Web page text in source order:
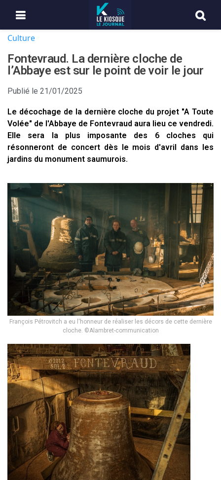
Culture
Fontevraud. La dernière cloche de
l’Abbaye est sur le point de voir le jour
Publié le 21/01/2025
Le décochage de la dernière cloche du projet "A Toute
Volée" de l'Abbaye de Fontevraud aura lieu ce vendredi.
Elle sera la plus imposante des 6 cloches qui
résonneront de concert dès le mois d'avril dans les
jardins du monument saumurois.
François Pétrovitch a eu l'honneur de réaliser les décors de cette dernière
cloche. ©Alambret-communication